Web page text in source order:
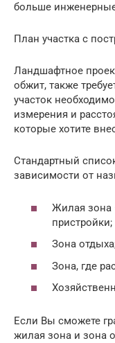
больше
План участка с
Ландшафтное
обжит, также
участок
измерения и
которые хотите
Стандартный
зависимости от
Жилая зона
пристройки;
Зона
Зона, где
Если Вы сможете
жилая зона и зона